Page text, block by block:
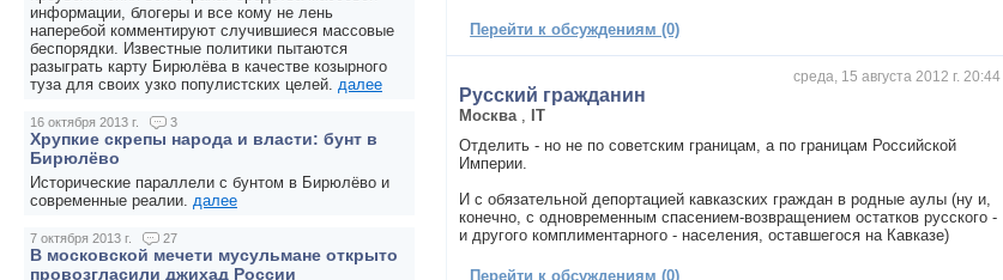
Перейти к обсуждениям (0)
среда, 15 августа 2012 г. 20:44
Русский гражданин
Москва
IT
Отделить - но не по советским границам, а по границам Российской
Империи.
И с обязательной депортацией кавказских граждан в родные аулы (ну и,
конечно, с одновременным спасением-возвращением остатков русского -
и другого комплиментарного - населения, оставшегося на Кавказе)
Перейти к обсуждениям (0)
информации, блогеры и все кому не лень
наперебой комментируют случившиеся массовые
беспорядки. Известные политики пытаются
разыграть карту Бирюлёва в качестве козырного
туза для своих узко популистских целей. далее
16 октября 2013 г. 3
Хрупкие скрепы народа и власти: бунт в
Бирюлёво
Исторические параллели с бунтом в Бирюлёво и
современные реалии. далее
7 октября 2013 г. 27
В московской мечети мусульмане открыто
провозгласили джихад России